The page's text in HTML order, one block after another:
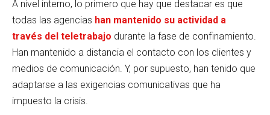
A nivel interno, lo primero que hay que destacar es que
todas las agencias han mantenido su actividad a
través del teletrabajo durante la fase de confinamiento.
Han mantenido a distancia el contacto con los clientes y
medios de comunicación. Y, por supuesto, han tenido que
adaptarse a las exigencias comunicativas que ha
impuesto la crisis.